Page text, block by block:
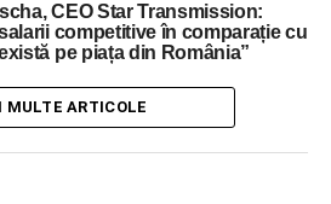
CEO Star Transmission:
competitive în comparație cu
pe piața din România”
MULTE ARTICOLE